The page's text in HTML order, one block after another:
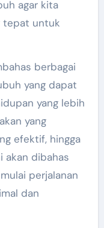
agar kita
tepat untuk
berbagai
yang dapat
yang lebih
yang
efektif, hingga
akan dibahas
perjalanan
dan